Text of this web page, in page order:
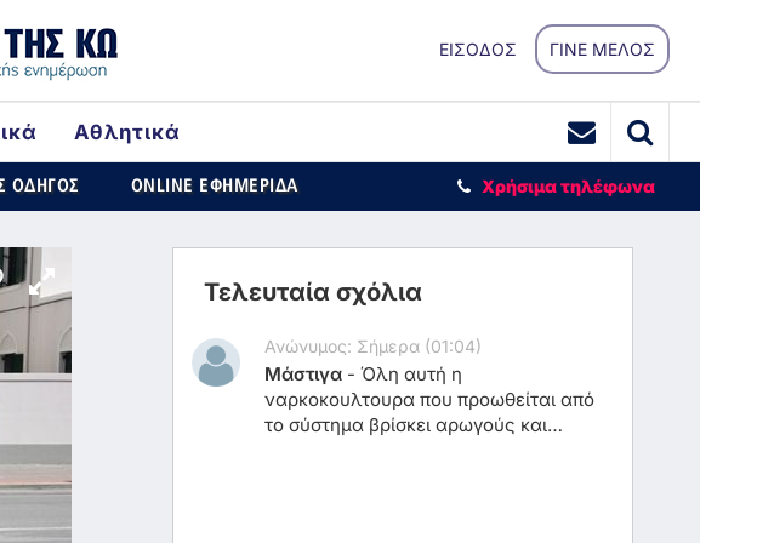
ΕΙΣΟΔΟΣ ΓΙΝΕ ΜΕΛΟΣ
Αθλητικά
ΟΔΗΓΟΣ ONLINE ΕΦΗΜΕΡΙΔΑ Χρήσιμα τηλέφωνα
Τελευταία σχόλια
Ανώνυμος: Σήμερα (01:04)
Μάστιγα -Όλη αυτή η
ναρκοκουλτουρα που προωθείται από
το σύστημα βρίσκει αρωγούς και